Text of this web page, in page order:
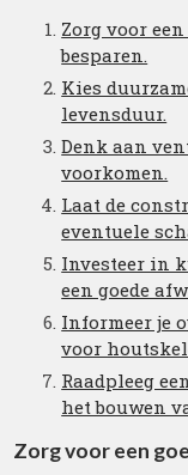
Zorg voor
besparen.
Kies
levensduur.
Denk aan
voorkomen.
Laat de
eventuele
Investeer in
een goede
Informeer je
voor
Raadpleeg
het bouwen
Zorg voor een